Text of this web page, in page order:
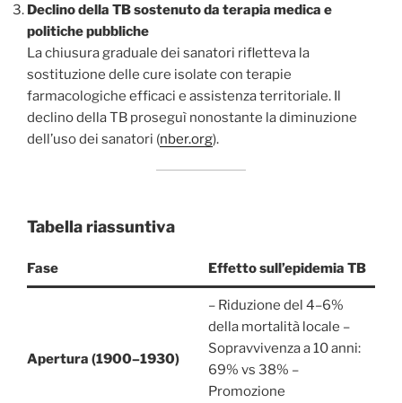
Declino della TB sostenuto da terapia medica e
politiche pubbliche
La chiusura graduale dei sanatori rifletteva la
sostituzione delle cure isolate con terapie
farmacologiche efficaci e assistenza territoriale. Il
declino della TB proseguì nonostante la diminuzione
dell’uso dei sanatori (nber.org).
Tabella riassuntiva
Fase Effetto sull’epidemia TB
Apertura (1900–1930)
– Riduzione del 4–6%
della mortalità locale –
Sopravvivenza a 10 anni:
69% vs 38% –
Promozione